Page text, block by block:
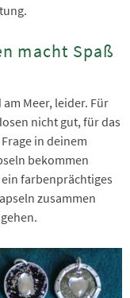
macht Spaß
Meer, leider. Für
nicht gut, für das
in deinem
bekommen
farbenprächtiges
zusammen